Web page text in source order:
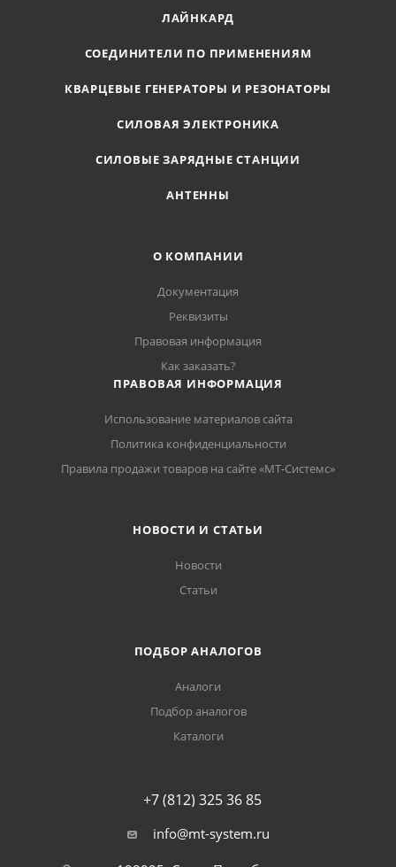
ЛАЙНКАРД
СОЕДИНИТЕЛИ ПО ПРИМЕНЕНИЯМ
КВАРЦЕВЫЕ ГЕНЕРАТОРЫ И РЕЗОНАТОРЫ
СИЛОВАЯ ЭЛЕКТРОНИКА
СИЛОВЫЕ ЗАРЯДНЫЕ СТАНЦИИ
АНТЕННЫ
О КОМПАНИИ
Документация
Реквизиты
Правовая информация
Как заказать?
ПРАВОВАЯ ИНФОРМАЦИЯ
Использование материалов сайта
Политика конфиденциальности
Правила продажи товаров на сайте «МТ-Системс»
НОВОСТИ И СТАТЬИ
Новости
Статьи
ПОДБОР АНАЛОГОВ
Аналоги
Подбор аналогов
Каталоги
+7 (812) 325 36 85
info@mt-system.ru